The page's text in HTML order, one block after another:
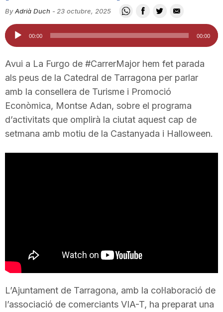
i
t
a
t
a
r
By Adrià Duch - 23 octubre, 2025
Reproductor
d'àudio
00:00 00:00
Avui a La Furgo de #CarrerMajor hem fet parada
als peus de la Catedral de Tarragona per parlar
amb la consellera de Turisme i Promoció
Econòmica, Montse Adan, sobre el programa
d’activitats que omplirà la ciutat aquest cap de
setmana amb motiu de la Castanyada i Halloween.
L’Ajuntament de Tarragona, amb la col·laboració de
l’associació de comerciants VIA-T, ha preparat una